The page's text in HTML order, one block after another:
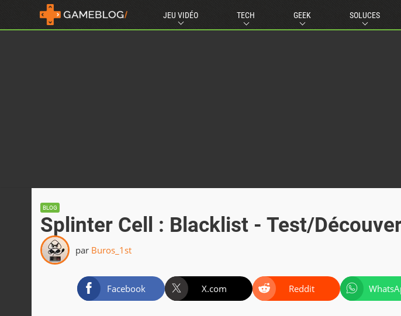
JEU VIDÉO TECH GEEK SOLUCES
BLOG
Splinter Cell : Blacklist - Test/
par Buros_1st
Facebook X.com Reddit